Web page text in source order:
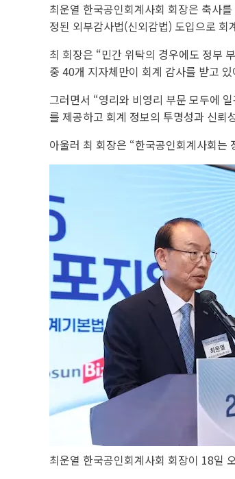
최운열 한국공인회계사회 회장은 축사
정된 외부감사법(신외감법) 도입으로
최 회장은 “민간 위탁의 경우에도 정부
중 40개 지자체만이 회계 감사를 받고
그러면서 “영리와 비영리 부문 모두에
를 제공하고 회계 정보의 투명성과 신뢰
아울러 최 회장은 “한국공인회계사회는
최운열 한국공인회계사회 회장이 18일